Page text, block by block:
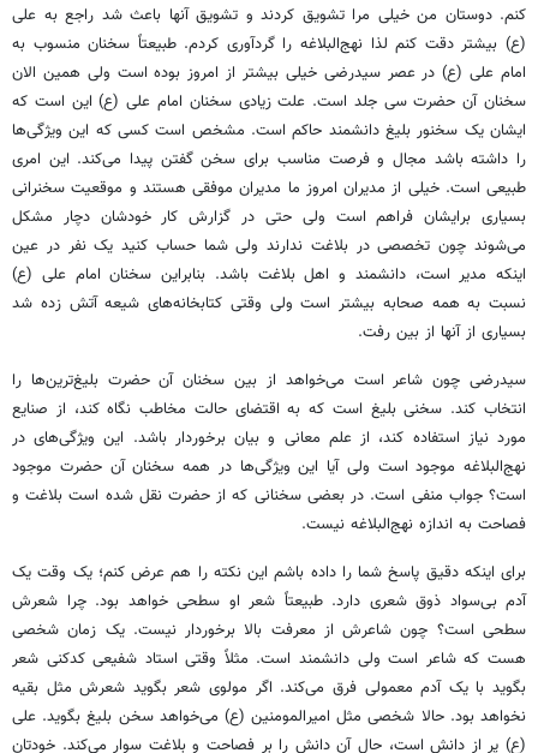
کنم. دوستان من خیلی مرا تشویق کردند و تشویق آنها باعث شد راجع به علی
(ع) بیشتر دقت کنم لذا نهج‌البلاغه را گردآوری کردم. طبیعتاً سخنان منسوب به
امام علی (ع) در عصر سیدرضی خیلی بیشتر از امروز بوده است ولی همین الان
سخنان آن حضرت سی جلد است. علت زیادی سخنان امام علی (ع) این است که
ایشان یک سخنور بلیغ دانشمند حاکم است. مشخص است کسی که این ویژگی‌ها
را داشته باشد مجال و فرصت مناسب برای سخن گفتن پیدا می‌کند. این امری
طبیعی است. خیلی از مدیران امروز ما مدیران موفقی هستند و موقعیت سخنرانی
بسیاری برایشان فراهم است ولی حتی در گزارش کار خودشان دچار مشکل
می‌شوند چون تخصصی در بلاغت ندارند ولی شما حساب کنید یک نفر در عین
اینکه مدیر است، دانشمند و اهل بلاغت باشد. بنابراین سخنان امام علی (ع)
نسبت به همه صحابه بیشتر است ولی وقتی کتابخانه‌های شیعه آتش زده شد
بسیاری از آنها از بین رفت.
سیدرضی چون شاعر است می‌خواهد از بین سخنان آن حضرت بلیغ‌ترین‌ها را
انتخاب کند. سخنی بلیغ است که به اقتضای حالت مخاطب نگاه کند، از صنایع
مورد نیاز استفاده کند، از علم معانی و بیان برخوردار باشد. این ویژگی‌های در
نهج‌البلاغه موجود است ولی آیا این ویژگی‌ها در همه سخنان آن حضرت موجود
است؟ جواب منفی است. در بعضی سخنانی که از حضرت نقل شده است بلاغت و
فصاحت به اندازه نهج‌البلاغه نیست.
برای اینکه دقیق پاسخ شما را داده باشم این نکته را هم عرض کنم؛ یک وقت یک
آدم بی‌سواد ذوق شعری دارد. طبیعتاً شعر او سطحی خواهد بود. چرا شعرش
سطحی است؟ چون شاعرش از معرفت بالا برخوردار نیست. یک زمان شخصی
هست که شاعر است ولی دانشمند است. مثلاً وقتی استاد شفیعی کدکنی شعر
بگوید با یک آدم معمولی فرق می‌کند. اگر مولوی شعر بگوید شعرش مثل بقیه
نخواهد بود. حالا شخصی مثل امیرالمومنین (ع) می‌خواهد سخن بلیغ بگوید. علی
(ع) پر از دانش است، حال آن دانش را بر فصاحت و بلاغت سوار می‌کند. خودتان